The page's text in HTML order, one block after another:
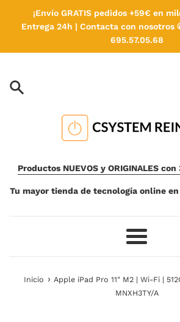
directamente
¡Envío GRATIS pedidos +59€ en
Entrega 24h | Contacta con nosotros
695.57.05.68
Productos NUEVOS y ORIGINALES
Tu mayor tienda de tecnología online
Más
Inicio › Apple iPad Pro 11" M2 | Wi-Fi |
MNXH3TY/A